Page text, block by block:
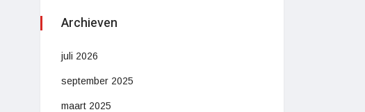
Archieven
juli 2026
september 2025
maart 2025